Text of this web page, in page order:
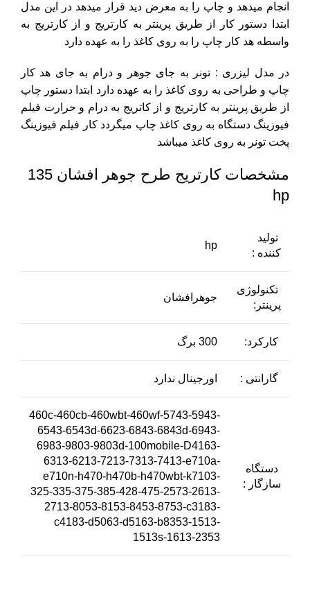
انجام میدهد و چاپ را به معرض دید قرار میدهد در این مدل
ابتدا دستور کار از طریق پرینتر به کارتریج و از کارتریج به
واسطه هد کار چاپ را به روی کاغذ را به عهده دارد
در مدل لیزری : تونر به جای جوهر و درام به جای هد کار
چاپ و طراحی به روی کاغذ را به عهده دارد ابتدا دستور چاپ
از طریق پرینتر به کارتریج و از کاتریج به درام و حرارت فیلم
فیوزینگ دستگاه به روی کاغذ چاپ میگردد کار فیلم فیوزینگ
پخت تونر به روی کاغذ میباشد
مشخصات کارتریج طرح جوهر افشان 135
hp
تولید
کننده :
تکنولوژی
پرینتر:
جوهرافشان
کارکرد:
گارانتی : اورجینال ندارد
دستگاه
سازگار :
460c-460cb-460wbt-460wf-5743-5943-
6543-6543d-6623-6843-6843d-6943-
6983-9803-9803d-100mobile-D4163-
6313-6213-7213-7313-7413-e710a-
e710n-h470-h470b-h470wbt-k7103-
325-335-375-385-428-475-2573-2613-
2713-8053-8153-8453-8753-c3183-
c4183-d5063-d5163-b8353-1513-
1513s-1613-2353